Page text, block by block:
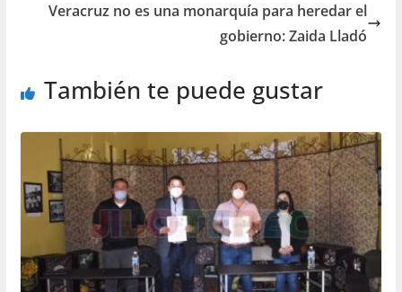
Veracruz no es una monarquía para heredar el
gobierno: Zaida Lladó
También te puede gustar